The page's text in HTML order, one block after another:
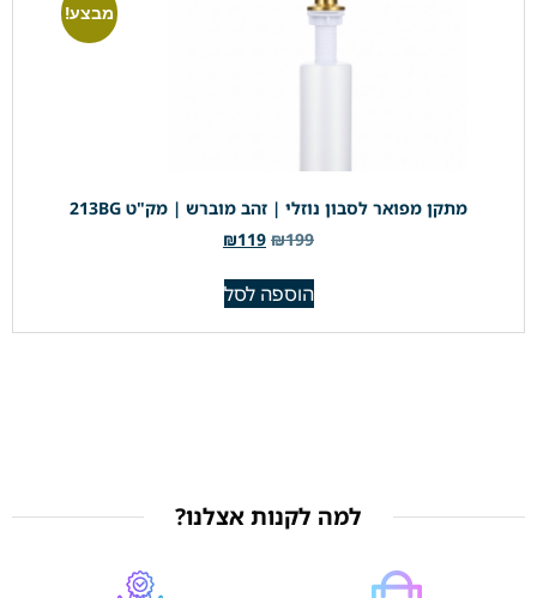
מבצע!
מתקן מפואר לסבון נוזלי | זהב מוברש | מק"ט 213BG
₪199
₪119
הוספה לסל
למה לקנות אצלנו?